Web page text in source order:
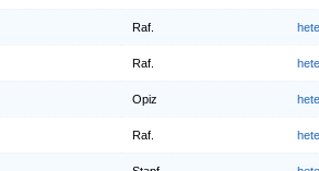
Raf.
Raf.
Opiz
Raf.